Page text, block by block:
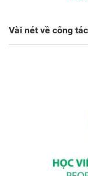
Vài nét về công